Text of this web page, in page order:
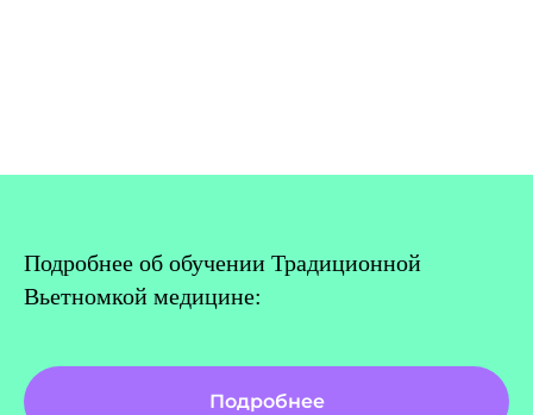
Подробнее об обучении Традиционной
Вьетномкой медицине:
Подробнее